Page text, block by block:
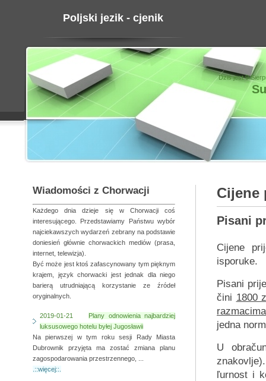
Poljski jezik - cjenik
Dziś jest 9
Wiadomości z Chorwacji
Każdego dnia dzieje się w Chorwacji coś
interesującego. Przedstawiamy Państwu wybór
najciekawszych wydarzeń zebrany na podstawie
doniesień głównie chorwackich mediów (prasa,
internet, telewizja).
Być może jest ktoś zafascynowany tym pięknym
krajem, język chorwacki jest jednak dla niego
barierą utrudniającą korzystanie ze źródeł
oryginalnych.
2019-01-21 Plany odnowienia najbardziej
luksusowego hotelu byłej Jugosławii
Na pierwszej w tym roku sesji Rady Miasta
Dubrownik przyjęta ma zostać zmiana planu
zagospodarowania przestrzennego, ...
.::więcej::.
Cijene
Pisani
Cijene
isporuke.
Pisani
čini 1800
jedna
U
ľurnost i